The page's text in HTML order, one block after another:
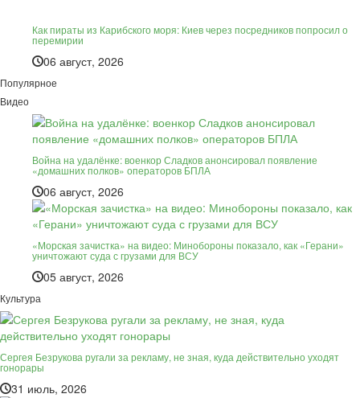
Как пираты из Карибского моря: Киев через посредников попросил о
перемирии
06 август, 2026
Популярное
Видео
Война на удалёнке: военкор Сладков анонсировал появление
«домашних полков» операторов БПЛА
06 август, 2026
«Морская зачистка» на видео: Минобороны показало, как «Герани»
уничтожают суда с грузами для ВСУ
05 август, 2026
Культура
Сергея Безрукова ругали за рекламу, не зная, куда действительно уходят
гонорары
31 июль, 2026